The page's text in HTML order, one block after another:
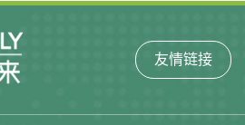
友情链接